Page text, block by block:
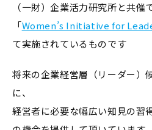
（一財）企業活力研究所と共
「Women’s Initiative for
て実施されているものです
将来の企業経営層（リーダー）
に、
経営者に必要な幅広い知見の習